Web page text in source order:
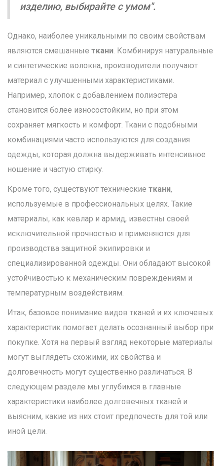
изделию, выбирайте с умом".
Однако, наиболее уникальными по своим свойствам
являются смешанные ткани. Комбинируя натуральные
и синтетические волокна, производители получают
материал с улучшенными характеристиками.
Например, хлопок с добавлением полиэстера
становится более износостойким, но при этом
сохраняет мягкость и комфорт. Ткани с подобными
комбинациями часто используются для создания
одежды, которая должна выдерживать интенсивное
ношение и частую стирку.
Кроме того, существуют технические ткани,
используемые в профессиональных целях. Такие
материалы, как кевлар и армид, известны своей
исключительной прочностью и применяются для
производства защитной экипировки и
специализированной одежды. Они обладают высокой
устойчивостью к механическим повреждениям и
температурным воздействиям.
Итак, базовое понимание видов тканей и их ключевых
характеристик помогает делать осознанный выбор при
покупке. Хотя на первый взгляд некоторые материалы
могут выглядеть схожими, их свойства и
долговечность могут существенно различаться. В
следующем разделе мы углубимся в главные
характеристики наиболее долговечных тканей и
выясним, какие из них стоит предпочесть для той или
иной цели.